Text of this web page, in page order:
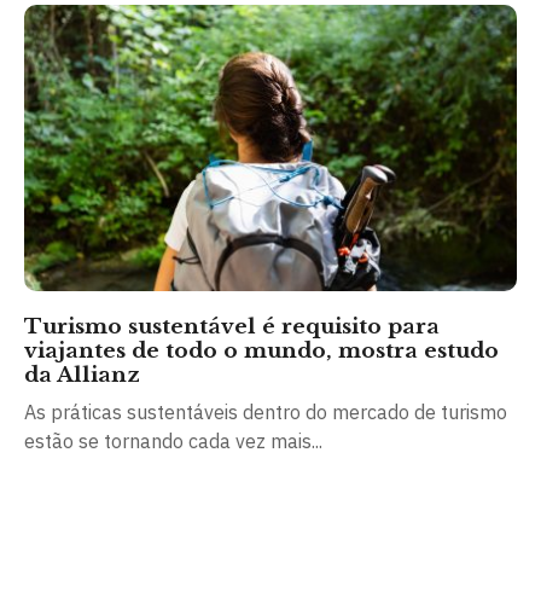
Turismo sustentável é requisito para
viajantes de todo o mundo, mostra estudo
da Allianz
As práticas sustentáveis dentro do mercado de turismo
estão se tornando cada vez mais...